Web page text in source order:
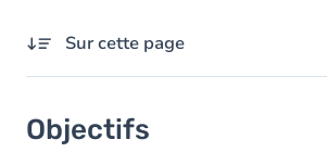
Sur cette page
Contenu
Objectifs